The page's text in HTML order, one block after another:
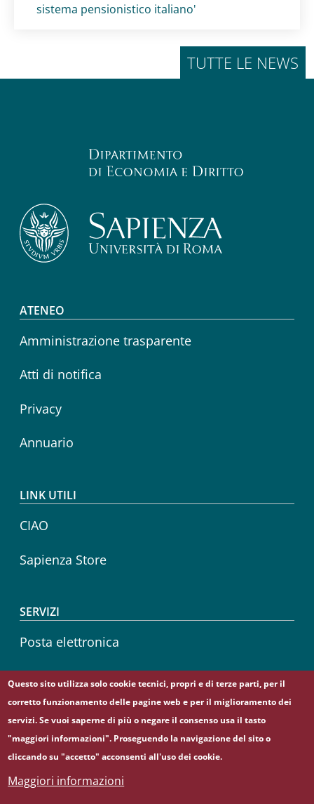
sistema pensionistico italiano'
TUTTE LE NEWS
Footer menu
ATENEO
Amministrazione trasparente
Atti di notifica
Privacy
Annuario
LINK UTILI
CIAO
Sapienza Store
SERVIZI
Posta elettronica
Sapienza Wireless
Career service
© Sapienza Università di Roma - Piazzale Aldo Moro 5,
Questo sito utilizza solo cookie tecnici, propri e di terze parti, per il
corretto funzionamento delle pagine web e per il miglioramento dei
servizi. Se vuoi saperne di più o negare il consenso usa il tasto
"maggiori informazioni". Proseguendo la navigazione del sito o
cliccando su "accetto" acconsenti all'uso dei cookie.
Maggiori informazioni